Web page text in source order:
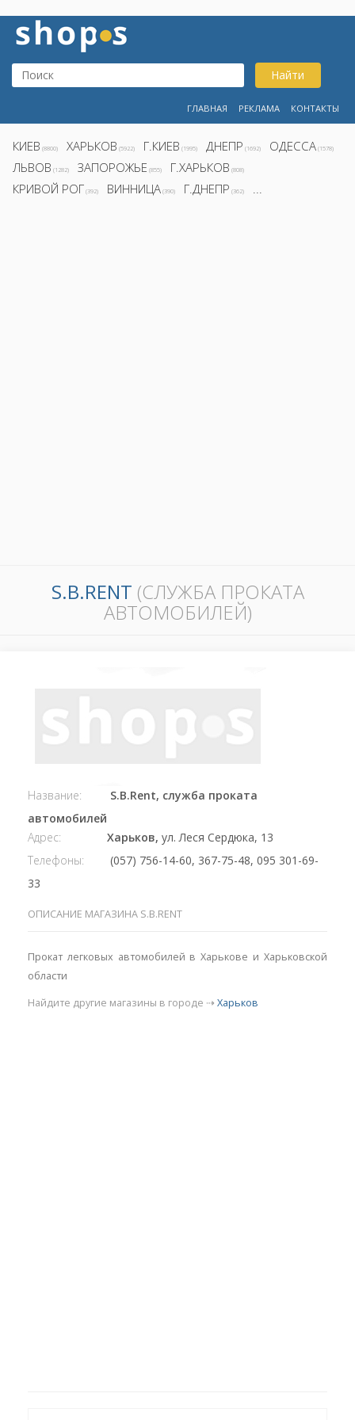
Найти
ГЛАВНАЯ РЕКЛАМА КОНТАКТЫ
КИЕВ (8800) ХАРЬКОВ (5922) Г.КИЕВ (1995) ДНЕПР (1692) ОДЕССА (1578)
ЛЬВОВ (1282) ЗАПОРОЖЬЕ (855) Г.ХАРЬКОВ (808)
КРИВОЙ РОГ (392) ВИННИЦА (390) Г.ДНЕПР (362) ...
S.B.RENT (СЛУЖБА ПРОКАТА
АВТОМОБИЛЕЙ)
Название:
S.B.Rent, служба проката
автомобилей
Адрес:
Харьков, ул. Леся Сердюка, 13
Телефоны:
(057) 756-14-60, 367-75-48, 095 301-69-
33
ОПИСАНИЕ МАГАЗИНА S.B.RENT
Прокат легковых автомобилей в Харькове и Харьковской
области
Найдите другие магазины в городе ⇢ Харьков